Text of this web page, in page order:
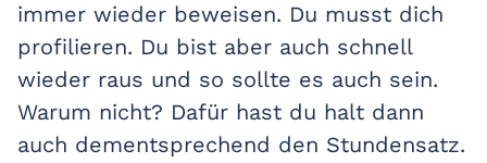
immer wieder beweisen. Du musst dich
profilieren. Du bist aber auch schnell
wieder raus und so sollte es auch sein.
Warum nicht? Dafür hast du halt dann
auch dementsprechend den Stundensatz.